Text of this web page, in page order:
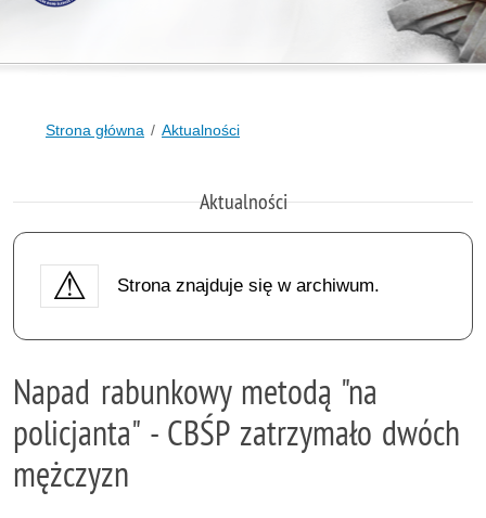
Strona główna Aktualności
Aktualności
Strona znajduje się w archiwum.
Napad rabunkowy metodą "na
policjanta" - CBŚP zatrzymało dwóch
mężczyzn